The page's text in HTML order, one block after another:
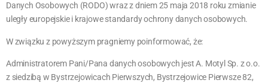
Danych Osobowych (RODO) wraz z dniem 25 maja 2018 roku zmianie
uległy europejskie i krajowe standardy ochrony danych osobowych.
W związku z powyższym pragniemy poinformować, że:
Administratorem Pani/Pana danych osobowych jest A. Motyl Sp. z o.o.
z siedzibą w Bystrzejowicach Pierwszych, Bystrzejowice Pierwsze 82,